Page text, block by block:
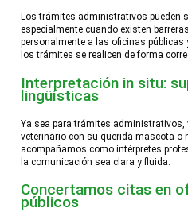
Los trámites administrativos pueden
especialmente cuando existen
personalmente a las oficinas
los trámites se realicen de forma
Interpretación in situ:
lingüísticas
Ya sea para trámites
veterinario con su querida mascota o
acompañamos como intérpretes
la comunicación sea clara y fluida.
Concertamos citas en
públicos